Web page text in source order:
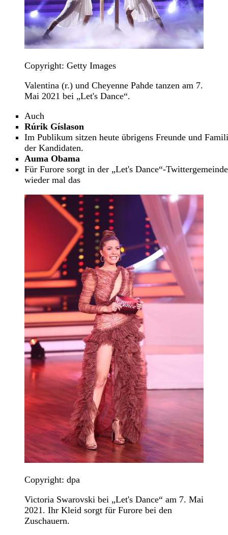
Copyright: Getty Images
Valentina (r.) und Cheyenne Pahde tanzen am 7.
Mai 2021 bei „Let's Dance“.
Auch
Rúrik Gíslason
Im Publikum sitzen heute übrigens Freunde und
der Kandidaten.
Auma Obama
Für Furore sorgt in der „Let's Dance“-Twittergemeinde
wieder mal das
Copyright: dpa
Victoria Swarovski bei „Let's Dance“ am 7. Mai
2021. Ihr Kleid sorgt für Furore bei den
Zuschauern.